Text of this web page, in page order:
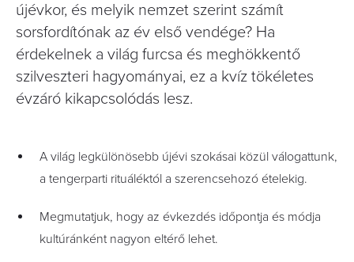
újévkor, és melyik nemzet szerint számít
sorsfordítónak az év első vendége? Ha
érdekelnek a világ furcsa és meghökkentő
szilveszteri hagyományai, ez a kvíz tökéletes
évzáró kikapcsolódás lesz.
A világ legkülönösebb újévi szokásai közül válogattunk,
a tengerparti rituáléktól a szerencsehozó ételekig.
Megmutatjuk, hogy az évkezdés időpontja és módja
kultúránként nagyon eltérő lehet.